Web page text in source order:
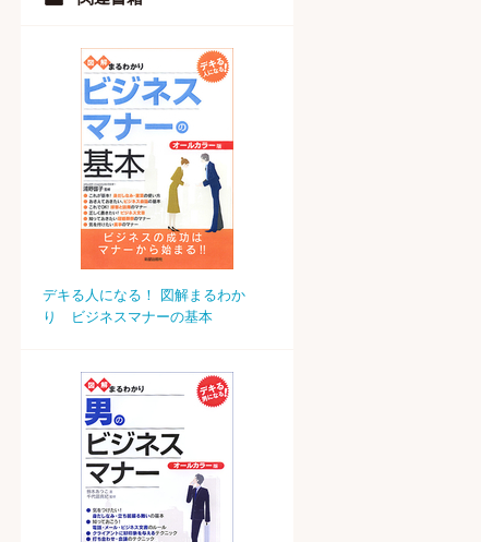
デキる人になる！ 図解まるわか
り ビジネスマナーの基本